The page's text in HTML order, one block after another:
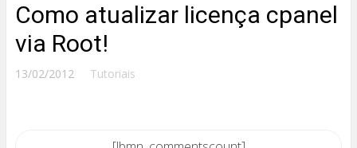
Como atualizar licença cpanel
via Root!
13/02/2012 Tutoriais